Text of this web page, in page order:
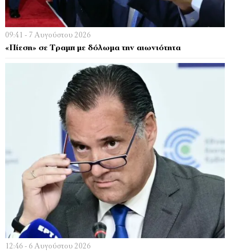
09:41 - 7 Αυγούστου 2026
«Πίεση» σε Τραμπ με δόλωμα την αιωνιότητα
12:46 - 6 Αυγούστου 2026